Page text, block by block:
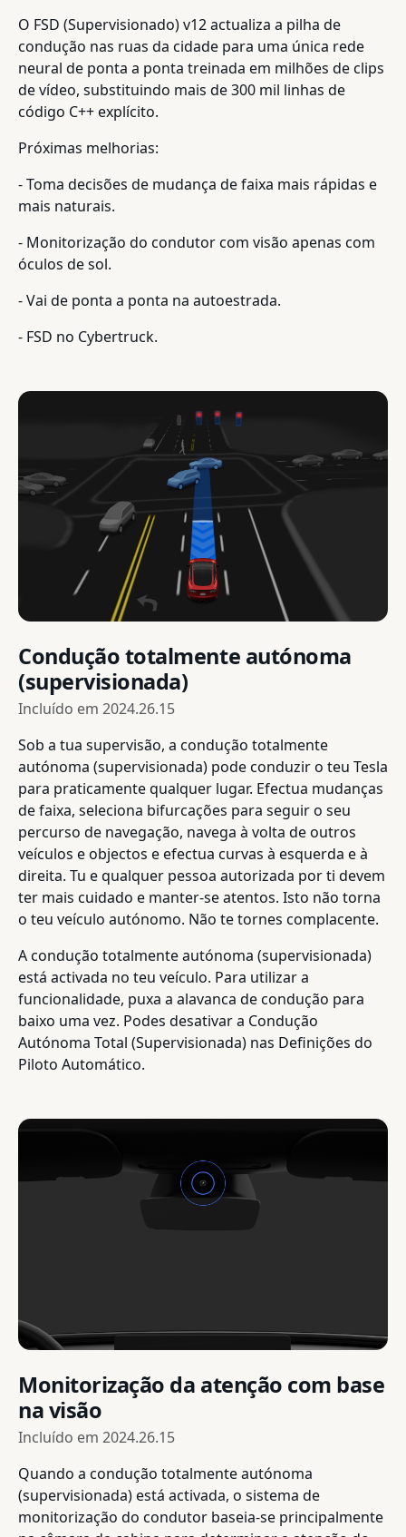
O FSD (Supervisionado) v12 actualiza a pilha de
condução nas ruas da cidade para uma única rede
neural de ponta a ponta treinada em milhões de clips
de vídeo, substituindo mais de 300 mil linhas de
código C++ explícito.
Próximas melhorias:
- Toma decisões de mudança de faixa mais rápidas e
mais naturais.
- Monitorização do condutor com visão apenas com
óculos de sol.
- Vai de ponta a ponta na autoestrada.
- FSD no Cybertruck.
Condução totalmente autónoma
(supervisionada)
Incluído em 2024.26.15
Sob a tua supervisão, a condução totalmente
autónoma (supervisionada) pode conduzir o teu Tesla
para praticamente qualquer lugar. Efectua mudanças
de faixa, seleciona bifurcações para seguir o seu
percurso de navegação, navega à volta de outros
veículos e objectos e efectua curvas à esquerda e à
direita. Tu e qualquer pessoa autorizada por ti devem
ter mais cuidado e manter-se atentos. Isto não torna
o teu veículo autónomo. Não te tornes complacente.
A condução totalmente autónoma (supervisionada)
está activada no teu veículo. Para utilizar a
funcionalidade, puxa a alavanca de condução para
baixo uma vez. Podes desativar a Condução
Autónoma Total (Supervisionada) nas Definições do
Piloto Automático.
Monitorização da atenção com base
na visão
Incluído em 2024.26.15
Quando a condução totalmente autónoma
(supervisionada) está activada, o sistema de
monitorização do condutor baseia-se principalmente